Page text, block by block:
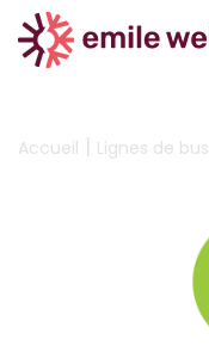
Accueil | Lignes de bus